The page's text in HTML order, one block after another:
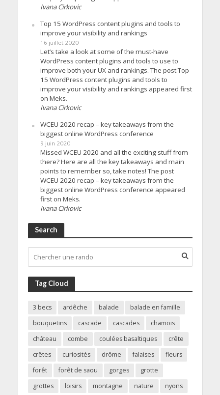
Ivana Cirkovic
Top 15 WordPress content plugins and tools to
improve your visibility and rankings
16 juillet 2020
Let’s take a look at some of the must-have
WordPress content plugins and tools to use to
improve both your UX and rankings. The post Top
15 WordPress content plugins and tools to
improve your visibility and rankings appeared first
on Meks.
Ivana Cirkovic
WCEU 2020 recap – key takeaways from the
biggest online WordPress conference
9 juin 2020
Missed WCEU 2020 and all the exciting stuff from
there? Here are all the key takeaways and main
points to remember so, take notes! The post
WCEU 2020 recap – key takeaways from the
biggest online WordPress conference appeared
first on Meks.
Ivana Cirkovic
Search
Tag Cloud
3 becs ardêche balade
balade en famille
bouquetins
cascade cascades
chamois
château
combe coulées basaltiques
crête
crêtes
curiosités drôme falaises
fleurs
forêt
forêt de saou gorges
grotte
grottes
loisirs montagne nature
nyons